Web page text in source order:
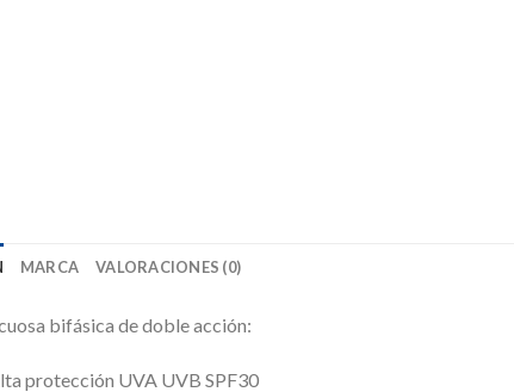
MARCA VALORACIONES (0)
bifásica de doble acción:
protección UVA UVB SPF30